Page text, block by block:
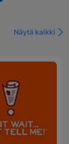
Näytä kaikki